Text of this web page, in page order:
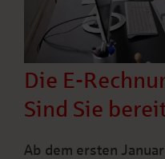
Die E-
Sind Sie
Ab dem ersten